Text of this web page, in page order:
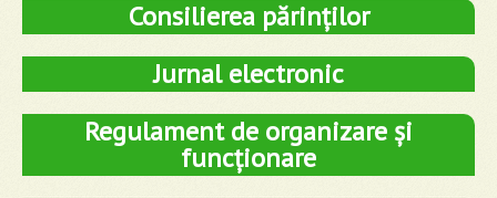
Consilierea părinților
Jurnal electronic
Regulament de organizare și
funcționare